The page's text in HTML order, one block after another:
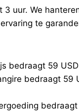
uur. We
te
bedraagt 59
bedraagt 59